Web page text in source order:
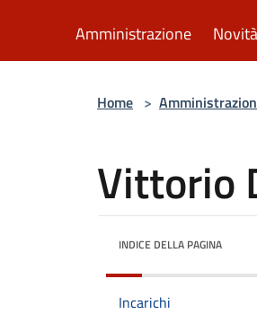
Amministrazione Novità
Home >
Vittorio
INDICE DELLA PAGINA
Incarichi